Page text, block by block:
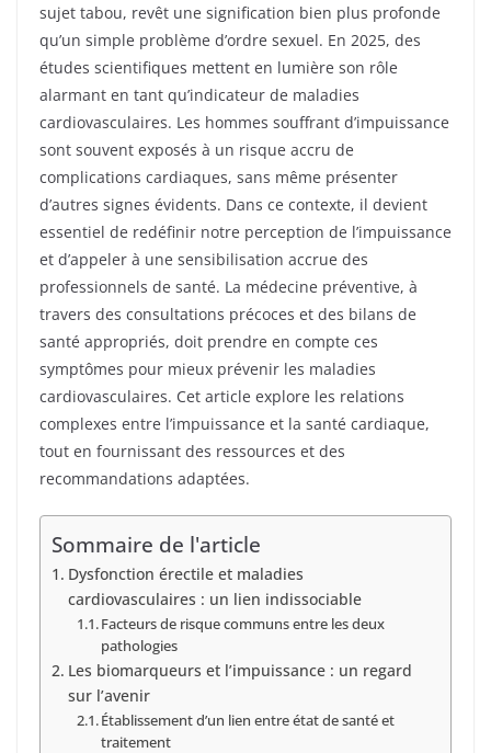
sujet tabou, revêt une signification bien plus profonde
qu’un simple problème d’ordre sexuel. En 2025, des
études scientifiques mettent en lumière son rôle
alarmant en tant qu’indicateur de maladies
cardiovasculaires. Les hommes souffrant d’impuissance
sont souvent exposés à un risque accru de
complications cardiaques, sans même présenter
d’autres signes évidents. Dans ce contexte, il devient
essentiel de redéfinir notre perception de l’impuissance
et d’appeler à une sensibilisation accrue des
professionnels de santé. La médecine préventive, à
travers des consultations précoces et des bilans de
santé appropriés, doit prendre en compte ces
symptômes pour mieux prévenir les maladies
cardiovasculaires. Cet article explore les relations
complexes entre l’impuissance et la santé cardiaque,
tout en fournissant des ressources et des
recommandations adaptées.
Sommaire de l'article
Dysfonction érectile et maladies
cardiovasculaires : un lien indissociable
Facteurs de risque communs entre les deux
pathologies
Les biomarqueurs et l’impuissance : un regard
sur l’avenir
Établissement d’un lien entre état de santé et
traitement